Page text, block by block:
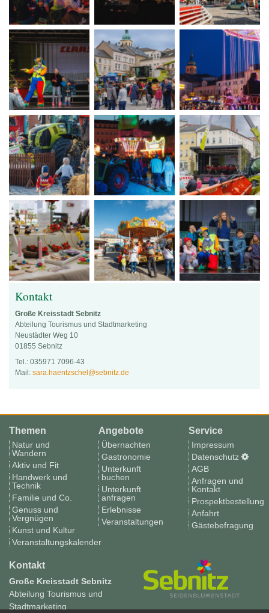
Kontakt
Große Kreisstadt Sebnitz
Abteilung Tourismus und Stadtmarketing
Neustädter Weg 10
01855 Sebnitz
Tel.: 035971 7096-43
Mail: sara.haentzschel@sebnitz.de
Themen
Natur und
Wandern
Aktiv und Fit
Handwerk und
Technik
Familie und Co.
Genuss und
Vergnügen
Kunst und Kultur
Veranstaltungskalender
Angebote
Übernachten
Gastronomie
Unterkunft
buchen
Unterkunft
anfragen
Erlebnisse
Veranstaltungen
Service
Impressum
Datenschutz
AGB
Anfragen und
Kontakt
Prospektbestellung
Anfahrt
Gästebefragung
Kontakt
Große Kreisstadt Sebnitz
Abteilung Tourismus und
Stadtmarketing